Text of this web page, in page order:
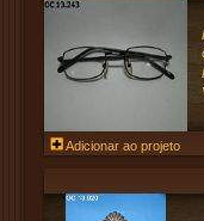
Adicionar ao projeto